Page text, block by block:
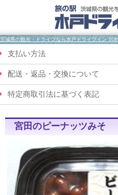
茨城県の観光・ドライブなら水戸ドライブイン TOP
支払い方法
配送・返品・交換について
特定商取引法に基づく表記
宮田のピーナッツみそ